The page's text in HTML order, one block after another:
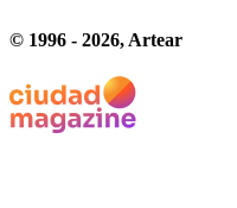
© 1996 - 2026, Artear